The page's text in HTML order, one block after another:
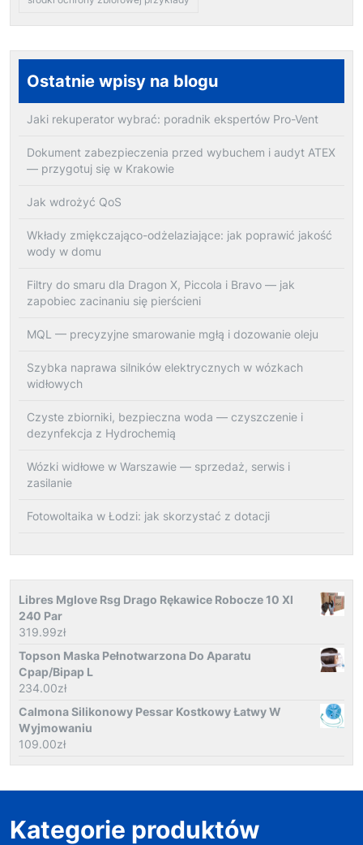
Ostatnie wpisy na blogu
Jaki rekuperator wybrać: poradnik ekspertów Pro-Vent
Dokument zabezpieczenia przed wybuchem i audyt ATEX
— przygotuj się w Krakowie
Jak wdrożyć QoS
Wkłady zmiękczająco-odżelaziające: jak poprawić jakość
wody w domu
Filtry do smaru dla Dragon X, Piccola i Bravo — jak
zapobiec zacinaniu się pierścieni
MQL — precyzyjne smarowanie mgłą i dozowanie oleju
Szybka naprawa silników elektrycznych w wózkach
widłowych
Czyste zbiorniki, bezpieczna woda — czyszczenie i
dezynfekcja z Hydrochemią
Wózki widłowe w Warszawie — sprzedaż, serwis i
zasilanie
Fotowoltaika w Łodzi: jak skorzystać z dotacji
Libres Mglove Rsg Drago Rękawice Robocze 10 Xl
240 Par
319.99zł
Topson Maska Pełnotwarzona Do Aparatu
Cpap/Bipap L
234.00zł
Calmona Silikonowy Pessar Kostkowy Łatwy W
Wyjmowaniu
109.00zł
Kategorie produktów